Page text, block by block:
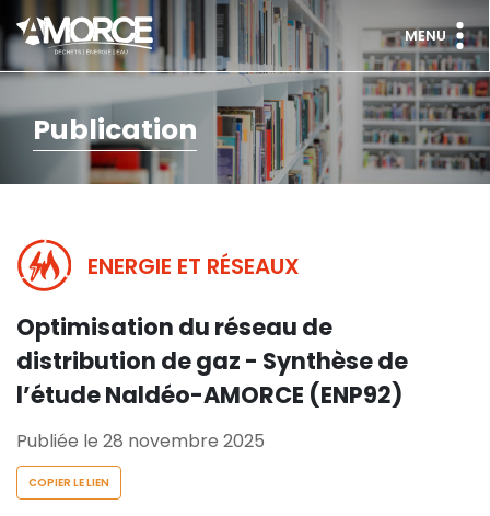
MENU
Publication
ENERGIE ET RÉSEAUX
Optimisation du réseau de
distribution de gaz - Synthèse de
l’étude Naldéo-AMORCE (ENP92)
Publiée le 28 novembre 2025
COPIER LE LIEN